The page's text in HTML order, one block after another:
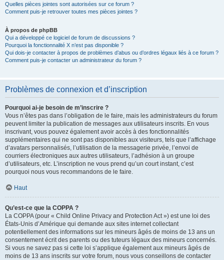
Quelles pièces jointes sont autorisées sur ce forum ?
Comment puis-je retrouver toutes mes pièces jointes ?
À propos de phpBB
Qui a développé ce logiciel de forum de discussions ?
Pourquoi la fonctionnalité X n’est pas disponible ?
Qui dois-je contacter à propos de problèmes d’abus ou d’ordres légaux liés à ce forum ?
Comment puis-je contacter un administrateur du forum ?
Problèmes de connexion et d’inscription
Pourquoi ai-je besoin de m’inscrire ?
Vous n’êtes pas dans l’obligation de le faire, mais les administrateurs du forum
peuvent limiter la publication de messages aux utilisateurs inscrits. En vous
inscrivant, vous pouvez également avoir accès à des fonctionnalités
supplémentaires qui ne sont pas disponibles aux visiteurs, tels que l’affichage
d’avatars personnalisés, l’utilisation de la messagerie privée, l’envoi de
courriers électroniques aux autres utilisateurs, l’adhésion à un groupe
d’utilisateurs, etc. L’inscription ne vous prend qu’un court instant, c’est
pourquoi nous vous recommandons de le faire.
Haut
Qu’est-ce que la COPPA ?
La COPPA (pour « Child Online Privacy and Protection Act ») est une loi des
États-Unis d’Amérique qui demande aux sites internet collectant
potentiellement des informations sur les mineurs âgés de moins de 13 ans un
consentement écrit des parents ou des tuteurs légaux des mineurs concernés.
Si vous ne savez pas si cette loi s’applique également aux mineurs âgés de
moins de 13 ans inscrits sur votre forum, nous vous conseillons de contacter